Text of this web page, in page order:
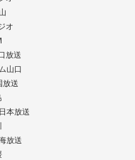
聴く
の登録でご利用いた
る、JFN全国38局ネッ
ちょっと子育てが憂鬱
いですか。子どもの元
ときには「もう！」と
きはキツイもんね。そ
」の「気」は中がお米
をつけていってくださ
オ
放送
山口
放送
本放送
放送